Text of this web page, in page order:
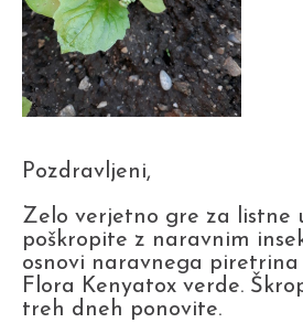
Pozdravljeni,
Zelo verjetno gre za listne
poškropite z naravnim
osnovi naravnega
Flora Kenyatox verde.
treh dneh ponovite.